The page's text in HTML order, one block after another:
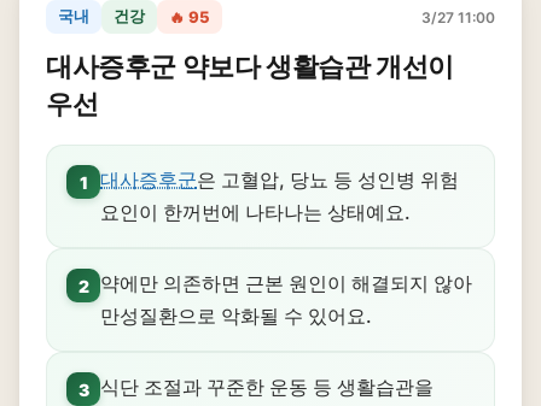
국내 건강 🔥 95 3/27 11:00
대사증후군 약보다 생활습관 개선이
우선
1 대사증후군은 고혈압, 당뇨 등 성인병 위험
요인이 한꺼번에 나타나는 상태예요.
2
약에만 의존하면 근본 원인이 해결되지 않아
만성질환으로 악화될 수 있어요.
3
식단 조절과 꾸준한 운동 등 생활습관을